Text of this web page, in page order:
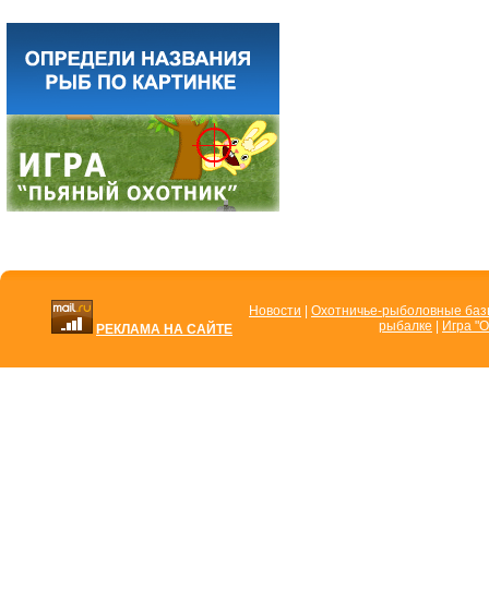
РЕКЛАМА НА САЙТЕ
Новости
Охотничье-рыболовные
рыбалке
Игра